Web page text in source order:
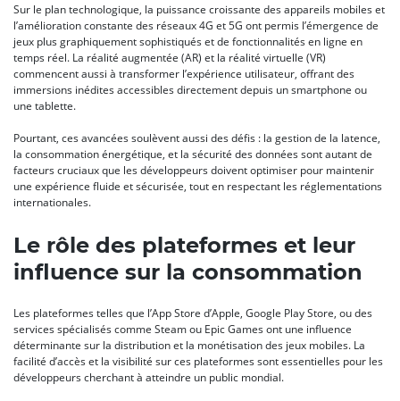
Sur le plan technologique, la puissance croissante des appareils mobiles et
l’amélioration constante des réseaux 4G et 5G ont permis l’émergence de
jeux plus graphiquement sophistiqués et de fonctionnalités en ligne en
temps réel. La réalité augmentée (AR) et la réalité virtuelle (VR)
commencent aussi à transformer l’expérience utilisateur, offrant des
immersions inédites accessibles directement depuis un smartphone ou
une tablette.
Pourtant, ces avancées soulèvent aussi des défis : la gestion de la latence,
la consommation énergétique, et la sécurité des données sont autant de
facteurs cruciaux que les développeurs doivent optimiser pour maintenir
une expérience fluide et sécurisée, tout en respectant les réglementations
internationales.
Le rôle des plateformes et leur
influence sur la consommation
Les plateformes telles que l’App Store d’Apple, Google Play Store, ou des
services spécialisés comme Steam ou Epic Games ont une influence
déterminante sur la distribution et la monétisation des jeux mobiles. La
facilité d’accès et la visibilité sur ces plateformes sont essentielles pour les
développeurs cherchant à atteindre un public mondial.